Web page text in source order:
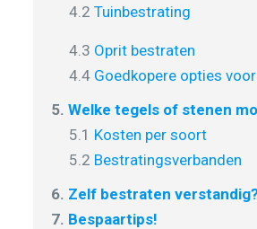
4.2 Tuinbestrating
4.3 Oprit bestraten
4.4 Goedkopere opties
5. Welke tegels of stenen
5.1 Kosten per soort
5.2 Bestratingsverbanden
6. Zelf bestraten
7. Bespaartips!